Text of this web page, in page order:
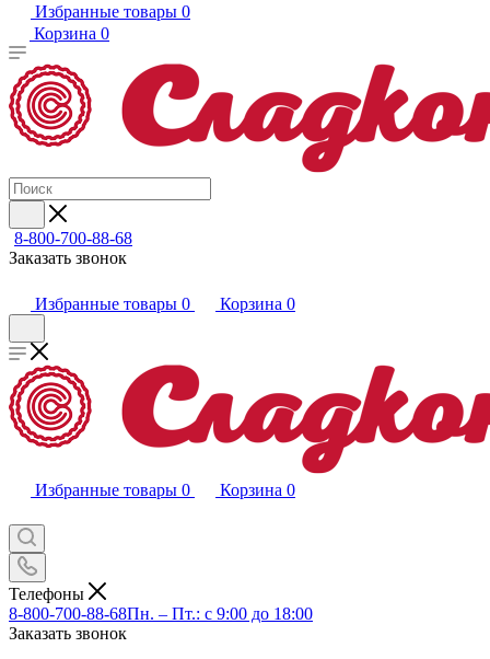
Избранные товары 0
Корзина 0
8-800-700-88-68
Заказать звонок
Избранные товары 0 Корзина 0
Избранные товары 0 Корзина 0
Телефоны
8-800-700-88-68Пн. – Пт.: с 9:00 до 18:00
Заказать звонок